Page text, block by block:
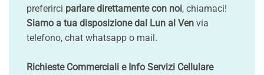
preferirci parlare direttamente con noi, chiamaci!
Siamo a tua disposizione dal Lun al Ven via
telefono, chat whatsapp o mail.
Richieste Commerciali e Info Servizi Cellulare